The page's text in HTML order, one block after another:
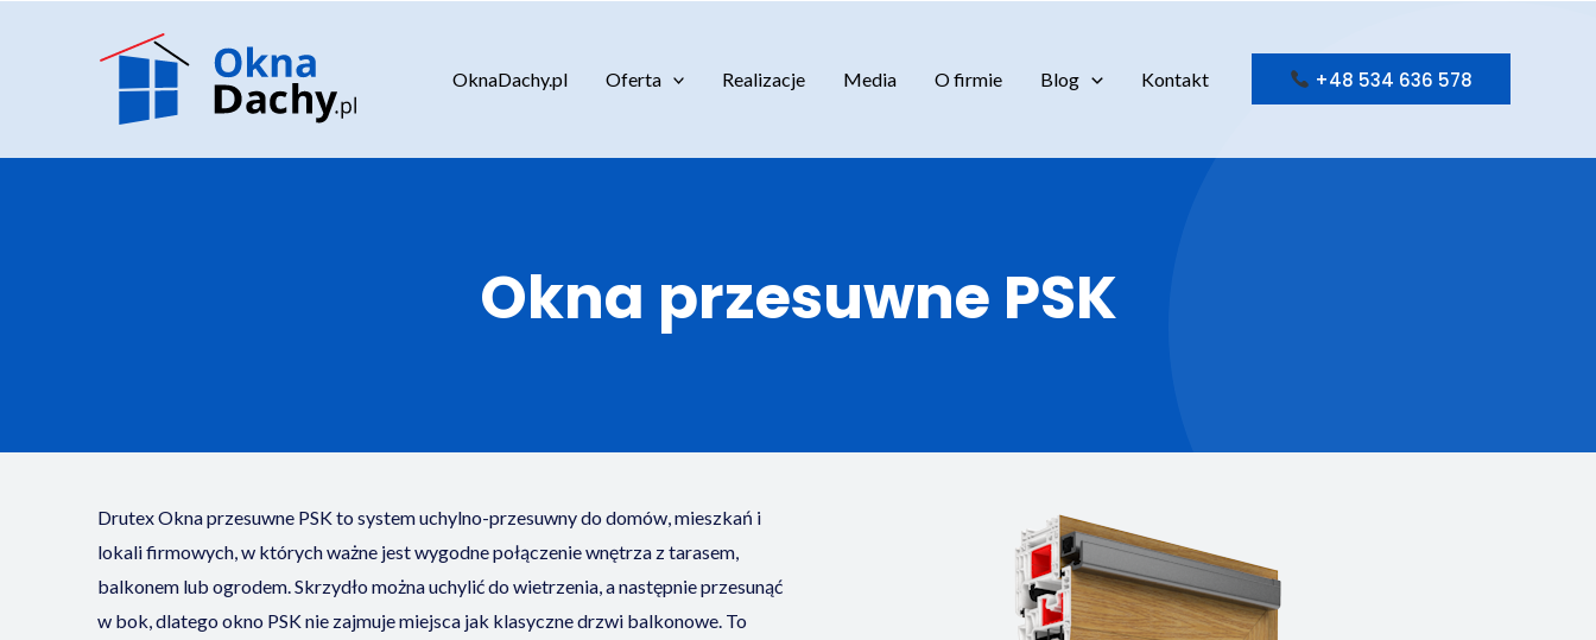
OknaDachy.pl Oferta Realizacje Media O firmie Blog Kontakt +48 534 636 578
Okna przesuwne PSK
Drutex Okna przesuwne PSK to system uchylno-przesuwny do domów, mieszkań i
lokali firmowych, w których ważne jest wygodne połączenie wnętrza z tarasem,
balkonem lub ogrodem. Skrzydło można uchylić do wietrzenia, a następnie przesunąć
w bok, dlatego okno PSK nie zajmuje miejsca jak klasyczne drzwi balkonowe. To